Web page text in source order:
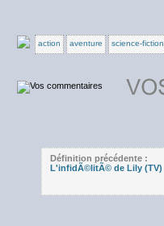
action aventure science-fiction
Définition précédente :
L'infidÃ©litÃ© de Lily (TV)